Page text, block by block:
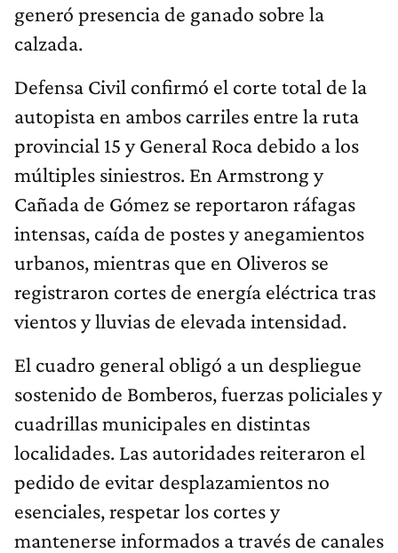
generó presencia de ganado sobre la
calzada.
Defensa Civil confirmó el corte total de la
autopista en ambos carriles entre la ruta
provincial 15 y General Roca debido a los
múltiples siniestros. En Armstrong y
Cañada de Gómez se reportaron ráfagas
intensas, caída de postes y anegamientos
urbanos, mientras que en Oliveros se
registraron cortes de energía eléctrica tras
vientos y lluvias de elevada intensidad.
El cuadro general obligó a un despliegue
sostenido de Bomberos, fuerzas policiales y
cuadrillas municipales en distintas
localidades. Las autoridades reiteraron el
pedido de evitar desplazamientos no
esenciales, respetar los cortes y
mantenerse informados a través de canales